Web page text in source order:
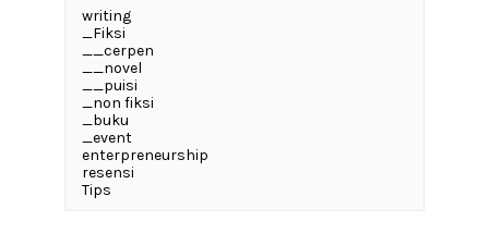
writing
_Fiksi
__cerpen
__novel
__puisi
_non fiksi
_buku
_event
enterpreneurship
resensi
Tips